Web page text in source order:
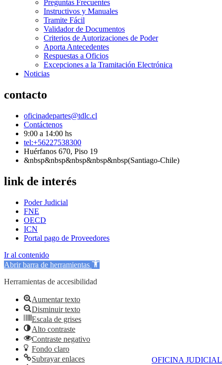
OFICINA JUDICIAL
Preguntas Frecuentes
Instructivos y Manuales
Tramite Fácil
Validador de Documentos
Criterios de Autorizaciones de Poder
Aporta Antecedentes
Respuestas a Oficios
Excepciones a la Tramitación Electrónica
Noticias
contacto
oficinadepartes@tdlc.cl
Contáctenos
9:00 a 14:00 hs
tel:+56227538300
Huérfanos 670, Piso 19
&nbsp&nbsp&nbsp&nbsp&nbsp(Santiago-Chile)
link de interés
Poder Judicial
FNE
OECD
ICN
Portal pago de Proveedores
Ir al contenido
Abrir barra de herramientas
Herramientas de accesibilidad
Aumentar texto
Disminuir texto
Escala de grises
Alto contraste
Contraste negativo
Fondo claro
Subrayar enlaces